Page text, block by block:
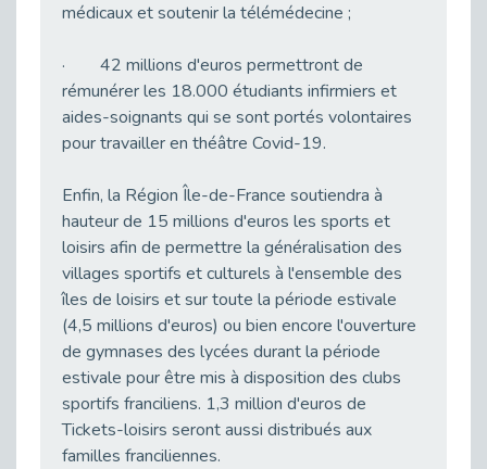
Synergies territoriales pour la prévention de la désinsertion professionnelle
Publié le 18/11/2025
Référent Handicap, de quoi parle-t-on ?
Publié le 17/11/2025
Accueillir un nouveau collègue en situation de handicap : un engagement collectif
Publié le 05/11/2025
L'édition 2025 de Handijob est de retour.
Publié le 05/11/2025
134 participants au webinaire dédié à l’entrée dans la Fonction publique
Publié le 04/11/2025
Forum emploi & handicap 2025 à Asnières
Publié le 27/10/2025
Duoday 2025, on est est où sur les Hauts de Seine.
Publié le 24/10/2025
médicaux et soutenir la télémédecine ;
· 42 millions d'euros permettront de
rémunérer les 18.000 étudiants infirmiers et
aides-soignants qui se sont portés volontaires
pour travailler en théâtre Covid-19.
Enfin, la Région Île-de-France soutiendra à
hauteur de 15 millions d'euros les sports et
loisirs afin de permettre la généralisation des
villages sportifs et culturels à l'ensemble des
îles de loisirs et sur toute la période estivale
(4,5 millions d'euros) ou bien encore l'ouverture
de gymnases des lycées durant la période
estivale pour être mis à disposition des clubs
sportifs franciliens. 1,3 million d'euros de
Tickets-loisirs seront aussi distribués aux
familles franciliennes.